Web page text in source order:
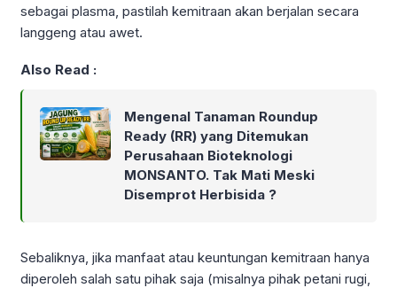
sebagai plasma, pastilah kemitraan akan berjalan secara
langgeng atau awet.
Also Read :
Mengenal Tanaman Roundup
Ready (RR) yang Ditemukan
Perusahaan Bioteknologi
MONSANTO. Tak Mati Meski
Disemprot Herbisida ?
Sebaliknya, jika manfaat atau keuntungan kemitraan hanya
diperoleh salah satu pihak saja (misalnya pihak petani rugi,